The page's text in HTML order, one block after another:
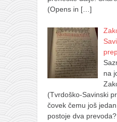
(Opens in […]
na
(Tvrdoško-Savinski
čovek čemu još
postoje dva